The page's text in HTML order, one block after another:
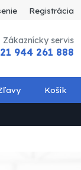
Registrácia
Zákaznícky servis
944 261 888
Košík